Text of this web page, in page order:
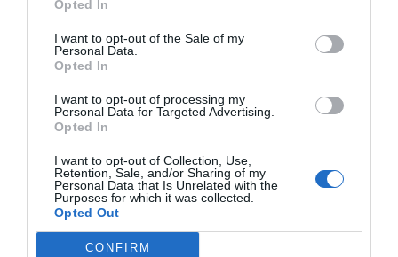
Opted In
I want to opt-out of the Sale of my
Personal Data.
Opted In
I want to opt-out of processing my
Personal Data for Targeted Advertising.
Opted In
I want to opt-out of Collection, Use,
Retention, Sale, and/or Sharing of my
Personal Data that Is Unrelated with the
Purposes for which it was collected.
Opted Out
CONFIRM
El IBEX 35 cerró la sesión del miércoles en
los 20.057 puntos, un nuevo récord
Eulogio López